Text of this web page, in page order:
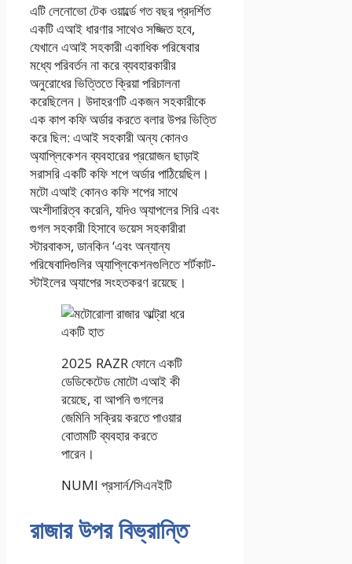
এটি লেনোভো টেক ওয়ার্ল্ডে গত বছর প্রদর্শিত
একটি এআই ধারণার সাথেও সজ্জিত হবে,
যেখানে এআই সহকারী একাধিক পরিষেবার
মধ্যে পরিবর্তন না করে ব্যবহারকারীর
অনুরোধের ভিত্তিতে ক্রিয়া পরিচালনা
করেছিলেন। উদাহরণটি একজন সহকারীকে
এক কাপ কফি অর্ডার করতে বলার উপর ভিত্তি
করে ছিল: এআই সহকারী অন্য কোনও
অ্যাপ্লিকেশন ব্যবহারের প্রয়োজন ছাড়াই
সরাসরি একটি কফি শপে অর্ডার পাঠিয়েছিল।
মটো এআই কোনও কফি শপের সাথে
অংশীদারিত্ব করেনি, যদিও অ্যাপলের সিরি এবং
গুগল সহকারী হিসাবে ভয়েস সহকারীরা
স্টারবাকস, ডানকিন ‘এবং অন্যান্য
পরিষেবাদিগুলির অ্যাপ্লিকেশনগুলিতে শর্টকাট-
স্টাইলের অ্যাপের সংহতকরণ রয়েছে।
2025 RAZR ফোনে একটি
ডেডিকেটেড মোটো এআই কী
রয়েছে, বা আপনি গুগলের
জেমিনি সক্রিয় করতে পাওয়ার
বোতামটি ব্যবহার করতে
পারেন।
NUMI প্রসার্ন/সিএনইটি
রাজার উপর বিভ্রান্তি